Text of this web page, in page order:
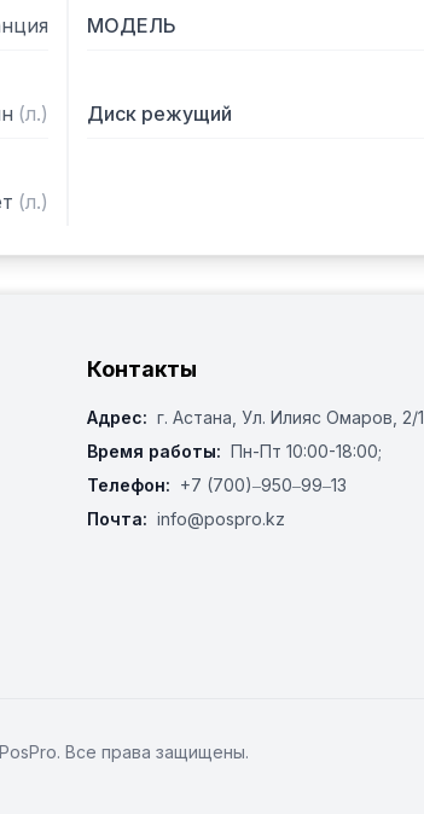
МОДЕЛЬ
(л.) Диск режущий
(л.)
Контакты
Адрес: г. Астана, ​Ул. Илияс Омаров, 2/1
Время работы: Пн-Пт 10:00-18:00;
Телефон: +7 (700)‒950‒99‒13
Почта: info@pospro.kz
Все права защищены.